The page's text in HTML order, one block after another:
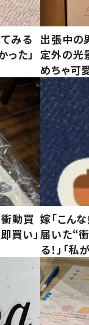
みる
た」
出張中の
定外の光
めちゃ可
衝動買
買い」
嫁「こん
届いた“
る！」「私